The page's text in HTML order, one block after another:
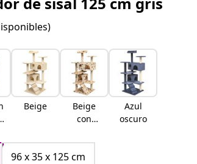
Beige
Beige
con
e patas
Azul
oscuro
96 x 35 x 125 cm